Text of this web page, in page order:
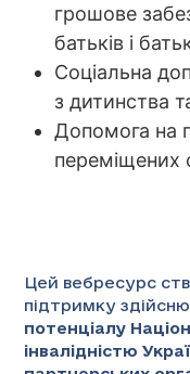
грошове
батьків і
Соціальна
з дитинства
Допомога на
переміщених
Цей вебресурс
підтримку
потенціалу
інвалідністю